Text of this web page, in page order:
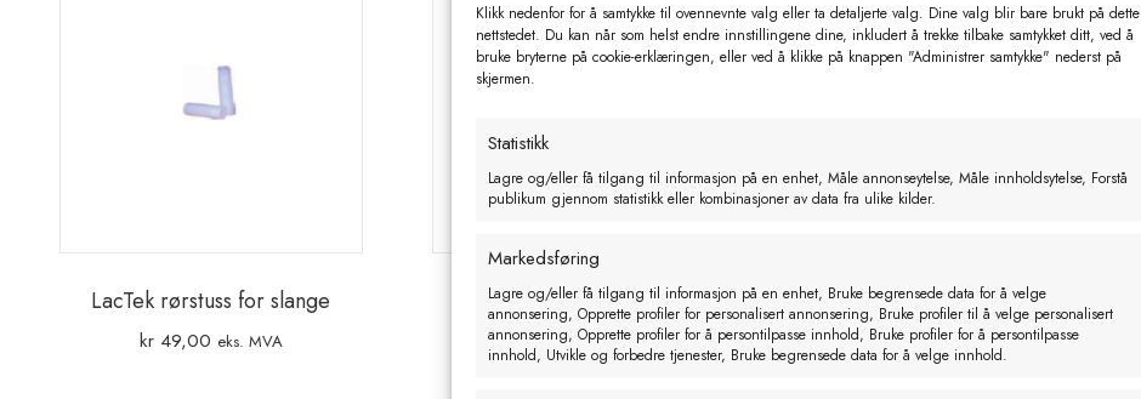
Klikk nedenfor for å samtykke til ovennevnte valg eller ta detaljerte valg. Dine valg blir bare brukt på dette
nettstedet. Du kan når som helst endre innstillingene dine, inkludert å trekke tilbake samtykket ditt, ved å
bruke bryterne på cookie-erklæringen, eller ved å klikke på knappen "Administrer samtykke" nederst på
skjermen.
Statistikk
Lagre og/eller få tilgang til informasjon på en enhet, Måle annonseytelse, Måle innholdsytelse, Forstå
publikum gjennom statistikk eller kombinasjoner av data fra ulike kilder.
Markedsføring
Lagre og/eller få tilgang til informasjon på en enhet, Bruke begrensede data for å velge
annonsering, Opprette profiler for personalisert annonsering, Bruke profiler til å velge personalisert
annonsering, Opprette profiler for å persontilpasse innhold, Bruke profiler for å persontilpasse
innhold, Utvikle og forbedre tjenester, Bruke begrensede data for å velge innhold.
LacTek rørstuss for slange
kr49,00 eks. MVA
LacTek myk lammesmokk
kr22,00 eks. MVA
LacTek T / Y splitter
kr35,00 eks. MVA